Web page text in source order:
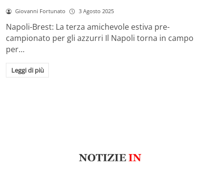
Giovanni Fortunato 3 Agosto 2025
Napoli-Brest: La terza amichevole estiva pre-
campionato per gli azzurri Il Napoli torna in campo
per…
Leggi di più